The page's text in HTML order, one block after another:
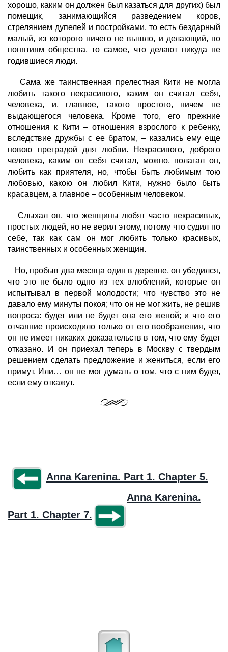
хорошо, каким он должен был казаться для других) был
помещик, занимающийся разведением коров,
стрелянием дупелей и постройками, то есть бездарный
малый, из которого ничего не вышло, и делающий, по
понятиям общества, то самое, что делают никуда не
годившиеся люди.
Сама же таинственная прелестная Кити не могла
любить такого некрасивого, каким он считал себя,
человека, и, главное, такого простого, ничем не
выдающегося человека. Кроме того, его прежние
отношения к Кити – отношения взрослого к ребенку,
вследствие дружбы с ее братом, – казались ему еще
новою преградой для любви. Некрасивого, доброго
человека, каким он себя считал, можно, полагал он,
любить как приятеля, но, чтобы быть любимым тою
любовью, какою он любил Кити, нужно было быть
красавцем, а главное – особенным человеком.
Слыхал он, что женщины любят часто некрасивых,
простых людей, но не верил этому, потому что судил по
себе, так как сам он мог любить только красивых,
таинственных и особенных женщин.
Но, пробыв два месяца один в деревне, он убедился,
что это не было одно из тех влюблений, которые он
испытывал в первой молодости; что чувство это не
давало ему минуты покоя; что он не мог жить, не решив
вопроса: будет или не будет она его женой; и что его
отчаяние происходило только от его воображения, что
он не имеет никаких доказательств в том, что ему будет
отказано. И он приехал теперь в Москву с твердым
решением сделать предложение и жениться, если его
примут. Или… он не мог думать о том, что с ним будет,
если ему откажут.
Anna Karenina. Part 1. Chapter 5.
Anna Karenina.
Part 1. Chapter 7.